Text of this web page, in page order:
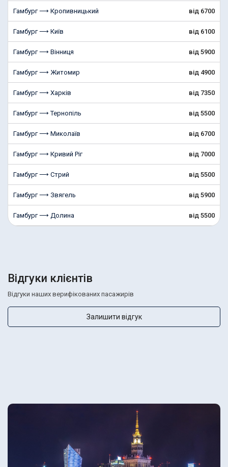
Гамбург ⟶ Кропивницький від 6700
Гамбург ⟶ Київ від 6100
Гамбург ⟶ Вінниця від 5900
Гамбург ⟶ Житомир від 4900
Гамбург ⟶ Харків від 7350
Гамбург ⟶ Тернопіль від 5500
Гамбург ⟶ Миколаїв від 6700
Гамбург ⟶ Кривий Ріг від 7000
Гамбург ⟶ Стрий від 5500
Гамбург ⟶ Звягель від 5900
Гамбург ⟶ Долина від 5500
Відгуки клієнтів
Відгуки наших верифікованих пасажирів
Залишити відгук